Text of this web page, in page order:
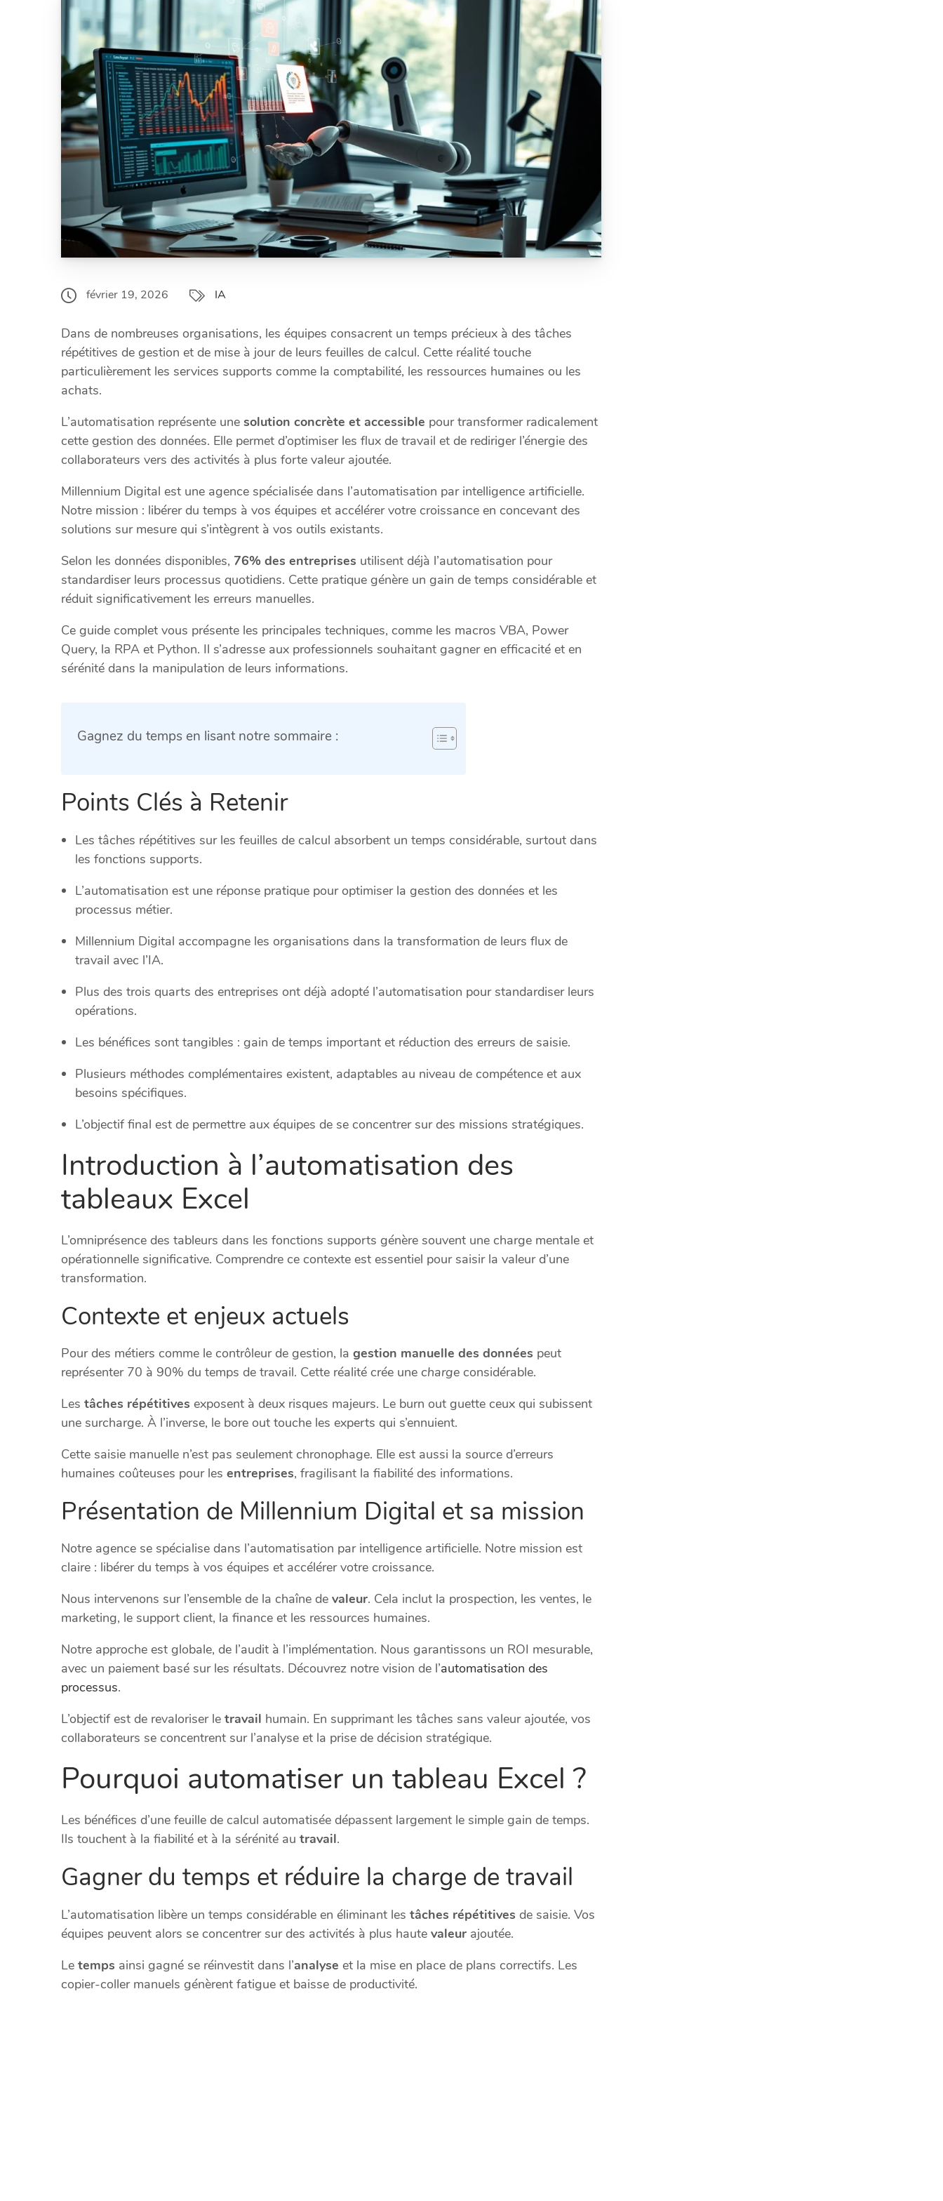
février 19, 2026 IA
Dans de nombreuses organisations, les équipes consacrent un temps précieux à des tâches
répétitives de gestion et de mise à jour de leurs feuilles de calcul. Cette réalité touche
particulièrement les services supports comme la comptabilité, les ressources humaines ou les
achats.
L’automatisation représente une solution concrète et accessible pour transformer radicalement
cette gestion des données. Elle permet d’optimiser les flux de travail et de rediriger l’énergie des
collaborateurs vers des activités à plus forte valeur ajoutée.
Millennium Digital est une agence spécialisée dans l’automatisation par intelligence artificielle.
Notre mission : libérer du temps à vos équipes et accélérer votre croissance en concevant des
solutions sur mesure qui s’intègrent à vos outils existants.
Selon les données disponibles, 76% des entreprises utilisent déjà l’automatisation pour
standardiser leurs processus quotidiens. Cette pratique génère un gain de temps considérable et
réduit significativement les erreurs manuelles.
Ce guide complet vous présente les principales techniques, comme les macros VBA, Power
Query, la RPA et Python. Il s’adresse aux professionnels souhaitant gagner en efficacité et en
sérénité dans la manipulation de leurs informations.
Gagnez du temps en lisant notre sommaire :
Points Clés à Retenir
Les tâches répétitives sur les feuilles de calcul absorbent un temps considérable, surtout dans
les fonctions supports.
L’automatisation est une réponse pratique pour optimiser la gestion des données et les
processus métier.
Millennium Digital accompagne les organisations dans la transformation de leurs flux de
travail avec l’IA.
Plus des trois quarts des entreprises ont déjà adopté l’automatisation pour standardiser leurs
opérations.
Les bénéfices sont tangibles : gain de temps important et réduction des erreurs de saisie.
Plusieurs méthodes complémentaires existent, adaptables au niveau de compétence et aux
besoins spécifiques.
L’objectif final est de permettre aux équipes de se concentrer sur des missions stratégiques.
Introduction à l’automatisation des
tableaux Excel
L’omniprésence des tableurs dans les fonctions supports génère souvent une charge mentale et
opérationnelle significative. Comprendre ce contexte est essentiel pour saisir la valeur d’une
transformation.
Contexte et enjeux actuels
Pour des métiers comme le contrôleur de gestion, la gestion manuelle des données peut
représenter 70 à 90% du temps de travail. Cette réalité crée une charge considérable.
Les tâches répétitives exposent à deux risques majeurs. Le burn out guette ceux qui subissent
une surcharge. À l’inverse, le bore out touche les experts qui s’ennuient.
Cette saisie manuelle n’est pas seulement chronophage. Elle est aussi la source d’erreurs
humaines coûteuses pour les entreprises, fragilisant la fiabilité des informations.
Présentation de Millennium Digital et sa mission
Notre agence se spécialise dans l’automatisation par intelligence artificielle. Notre mission est
claire : libérer du temps à vos équipes et accélérer votre croissance.
Nous intervenons sur l’ensemble de la chaîne de valeur. Cela inclut la prospection, les ventes, le
marketing, le support client, la finance et les ressources humaines.
Notre approche est globale, de l’audit à l’implémentation. Nous garantissons un ROI mesurable,
avec un paiement basé sur les résultats. Découvrez notre vision de l’automatisation des
processus.
L’objectif est de revaloriser le travail humain. En supprimant les tâches sans valeur ajoutée, vos
collaborateurs se concentrent sur l’analyse et la prise de décision stratégique.
Pourquoi automatiser un tableau Excel ?
Les bénéfices d’une feuille de calcul automatisée dépassent largement le simple gain de temps.
Ils touchent à la fiabilité et à la sérénité au travail.
Gagner du temps et réduire la charge de travail
L’automatisation libère un temps considérable en éliminant les tâches répétitives de saisie. Vos
équipes peuvent alors se concentrer sur des activités à plus haute valeur ajoutée.
Le temps ainsi gagné se réinvestit dans l’analyse et la mise en place de plans correctifs. Les
copier-coller manuels génèrent fatigue et baisse de productivité.